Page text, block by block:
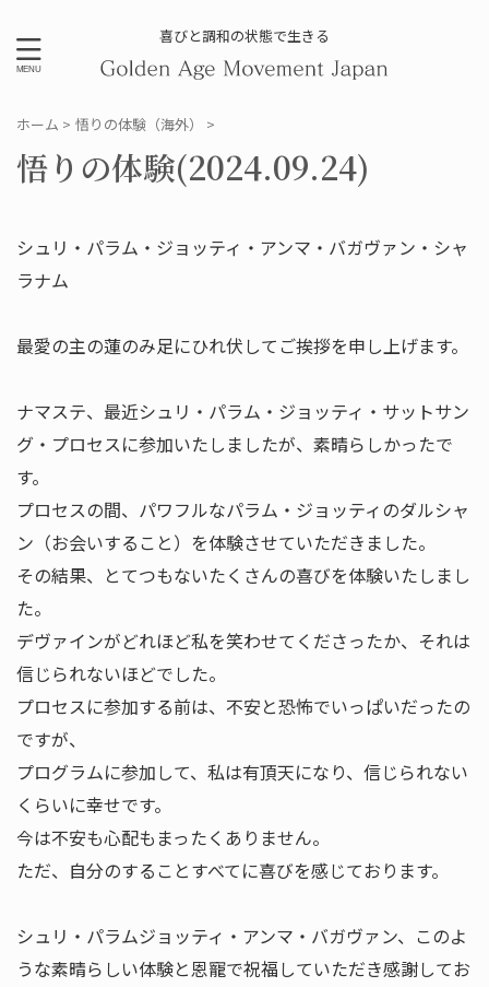
喜びと調和の状態で生きる
ホーム > 悟りの体験（海外） >
悟りの体験(2024.09.24)
シュリ・パラム・ジョッティ・アンマ・バガヴァン・シャ
ラナム
最愛の主の蓮のみ足にひれ伏してご挨拶を申し上げます。
ナマステ、最近シュリ・パラム・ジョッティ・サットサン
グ・プロセスに参加いたしましたが、素晴らしかったで
す。
プロセスの間、パワフルなパラム・ジョッティのダルシャ
ン（お会いすること）を体験させていただきました。
その結果、とてつもないたくさんの喜びを体験いたしまし
た。
デヴァインがどれほど私を笑わせてくださったか、それは
信じられないほどでした。
プロセスに参加する前は、不安と恐怖でいっぱいだったの
ですが、
プログラムに参加して、私は有頂天になり、信じられない
くらいに幸せです。
今は不安も心配もまったくありません。
ただ、自分のすることすべてに喜びを感じております。
シュリ・パラムジョッティ・アンマ・バガヴァン、このよ
うな素晴らしい体験と恩寵で祝福していただき感謝してお